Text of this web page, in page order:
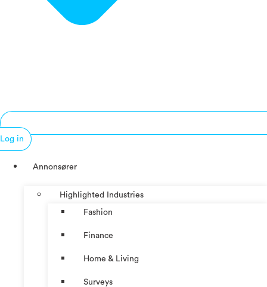
Log in
Annonsører
Highlighted Industries
Fashion
Finance
Home & Living
Surveys